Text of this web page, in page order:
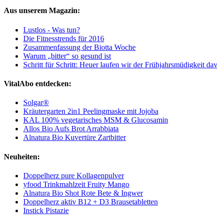
Aus unserem Magazin:
Lustlos - Was tun?
Die Fitnesstrends für 2016
Zusammenfassung der Biotta Woche
Warum „bitter“ so gesund ist
Schritt für Schritt: Heuer laufen wir der Frühjahrsmüdigkeit
VitalAbo entdecken:
Solgar®
Kräutergarten 2in1 Peelingmaske mit Jojoba
KAL 100% vegetarisches MSM & Glucosamin
Allos Bio Aufs Brot Arrabbiata
Alnatura Bio Kuvertüre Zartbitter
Neuheiten:
Doppelherz pure Kollagenpulver
yfood Trinkmahlzeit Fruity Mango
Alnatura Bio Shot Rote Bete & Ingwer
Doppelherz aktiv B12 + D3 Brausetabletten
Instick Pistazie